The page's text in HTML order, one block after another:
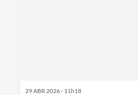
29 ABR 2026 - 11h18